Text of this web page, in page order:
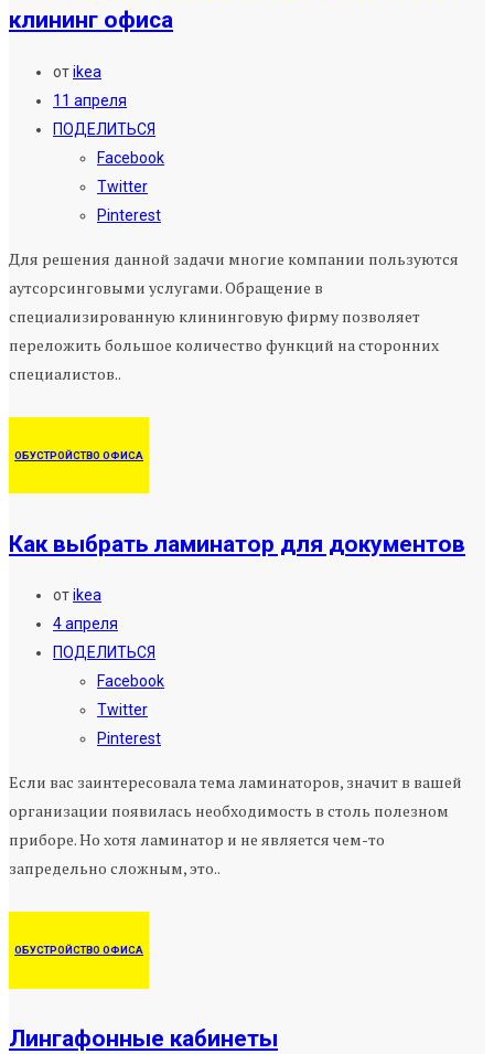
клининг офиса
отikea
11 апреля
ПОДЕЛИТЬСЯ
Facebook
Twitter
Pinterest
Для решения данной задачи многие компании пользуются
аутсорсинговыми услугами. Обращение в
специализированную клининговую фирму позволяет
переложить большое количество функций на сторонних
специалистов..
ОБУСТРОЙСТВО ОФИСА
Как выбрать ламинатор для документов
отikea
4 апреля
ПОДЕЛИТЬСЯ
Facebook
Twitter
Pinterest
Если вас заинтересовала тема ламинаторов, значит в вашей
организации появилась необходимость в столь полезном
приборе. Но хотя ламинатор и не является чем-то
запредельно сложным, это..
ОБУСТРОЙСТВО ОФИСА
Лингафонные кабинеты